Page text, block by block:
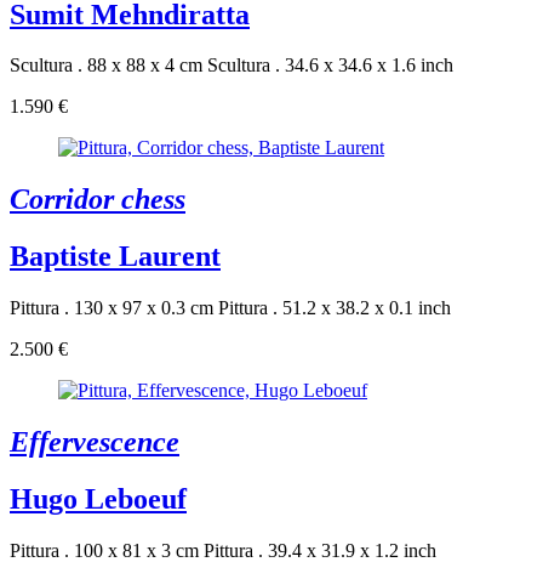
Sumit Mehndiratta
Scultura . 88 x 88 x 4 cm Scultura . 34.6 x 34.6 x 1.6 inch
1.590 €
Corridor chess
Baptiste Laurent
Pittura . 130 x 97 x 0.3 cm Pittura . 51.2 x 38.2 x 0.1 inch
2.500 €
Effervescence
Hugo Leboeuf
Pittura . 100 x 81 x 3 cm Pittura . 39.4 x 31.9 x 1.2 inch